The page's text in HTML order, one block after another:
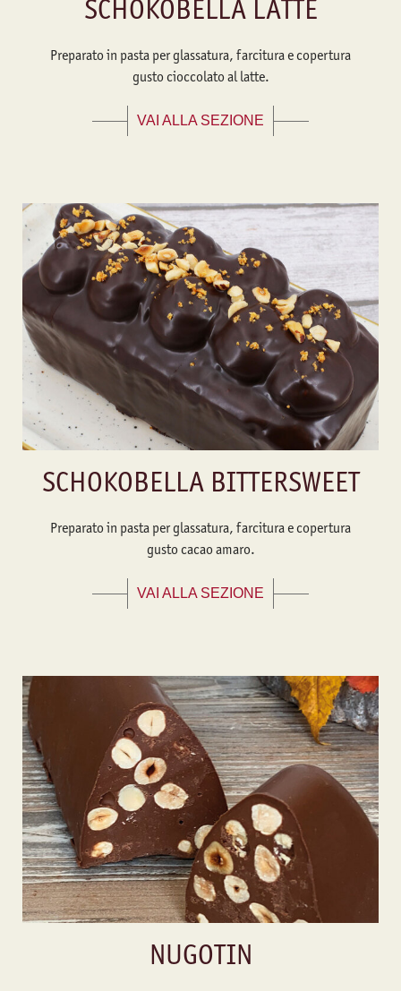
SCHOKOBELLA LATTE
Preparato in pasta per glassatura, farcitura e copertura
gusto cioccolato al latte.
VAI ALLA SEZIONE
SCHOKOBELLA BITTERSWEET
Preparato in pasta per glassatura, farcitura e copertura
gusto cacao amaro.
VAI ALLA SEZIONE
NUGOTIN